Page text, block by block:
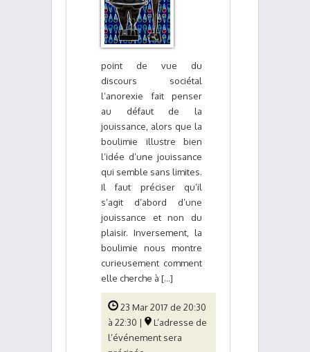
point de vue du
discours sociétal
l’anorexie fait penser
au défaut de la
jouissance, alors que la
boulimie illustre bien
l’idée d’une jouissance
qui semble sans limites.
Il faut préciser qu’il
s’agit d’abord d’une
jouissance et non du
plaisir. Inversement, la
boulimie nous montre
curieusement comment
elle cherche à [...]
23 Mar 2017 de 20:30
à 22:30 |
L’adresse de
l’événement sera